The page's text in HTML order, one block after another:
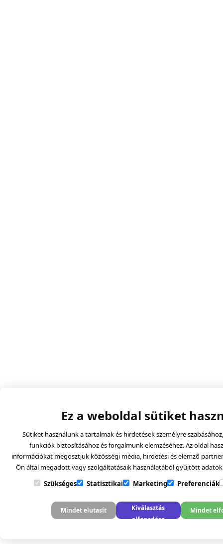
Ez a weboldal sütiket
Sütiket használunk a tartalmak és hirdetések személyre
funkciók biztosításához és forgalmunk elemzéséhez. Az oldal
információkat megosztjuk közösségi média, hirdetési és elemző
Ön által megadott vagy szolgáltatásaik használatából gyűjtött
Szükséges
Statisztikai Marketing Preferenciák
Mindet elutasít
Kiválasztás
elfogadása
Mindet